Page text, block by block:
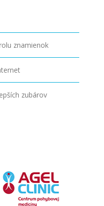
znamienok
zubárov